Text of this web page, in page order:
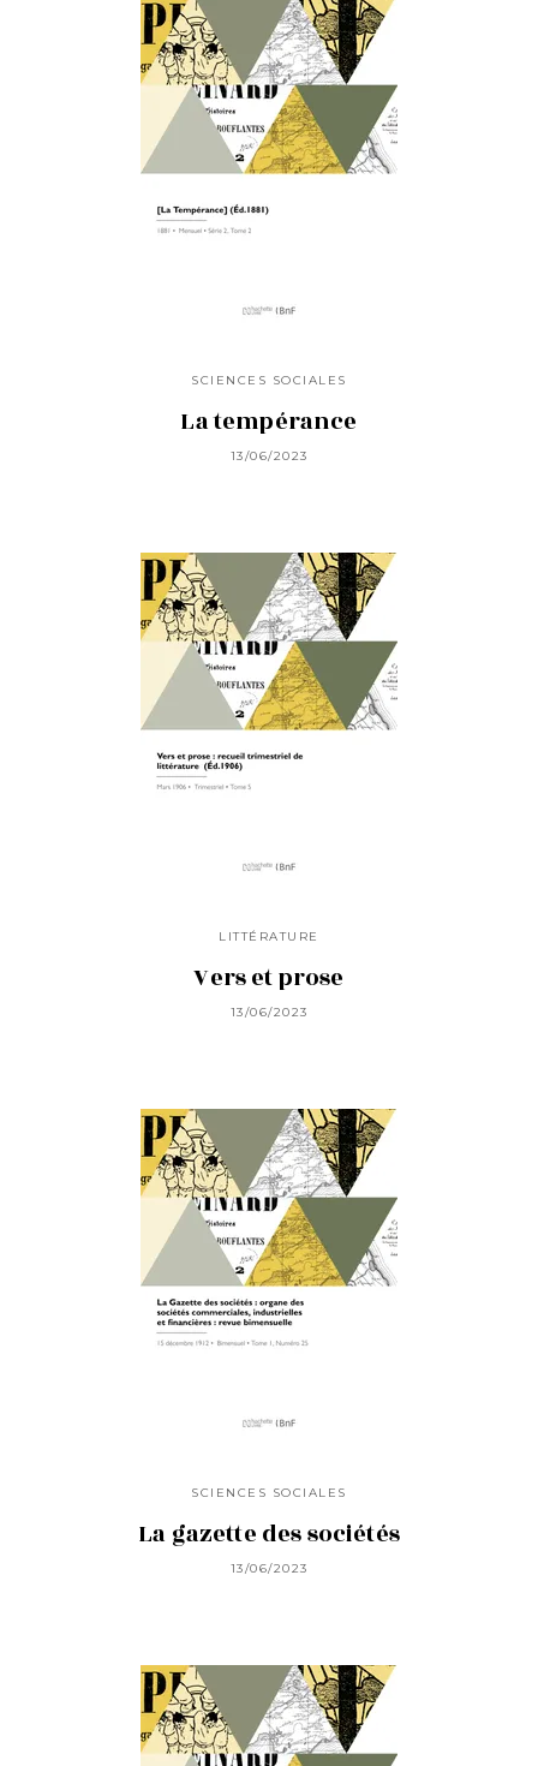
SCIENCES SOCIALES
La tempérance
13/06/2023
LITTÉRATURE
Vers et prose
13/06/2023
SCIENCES SOCIALES
La gazette des sociétés
13/06/2023